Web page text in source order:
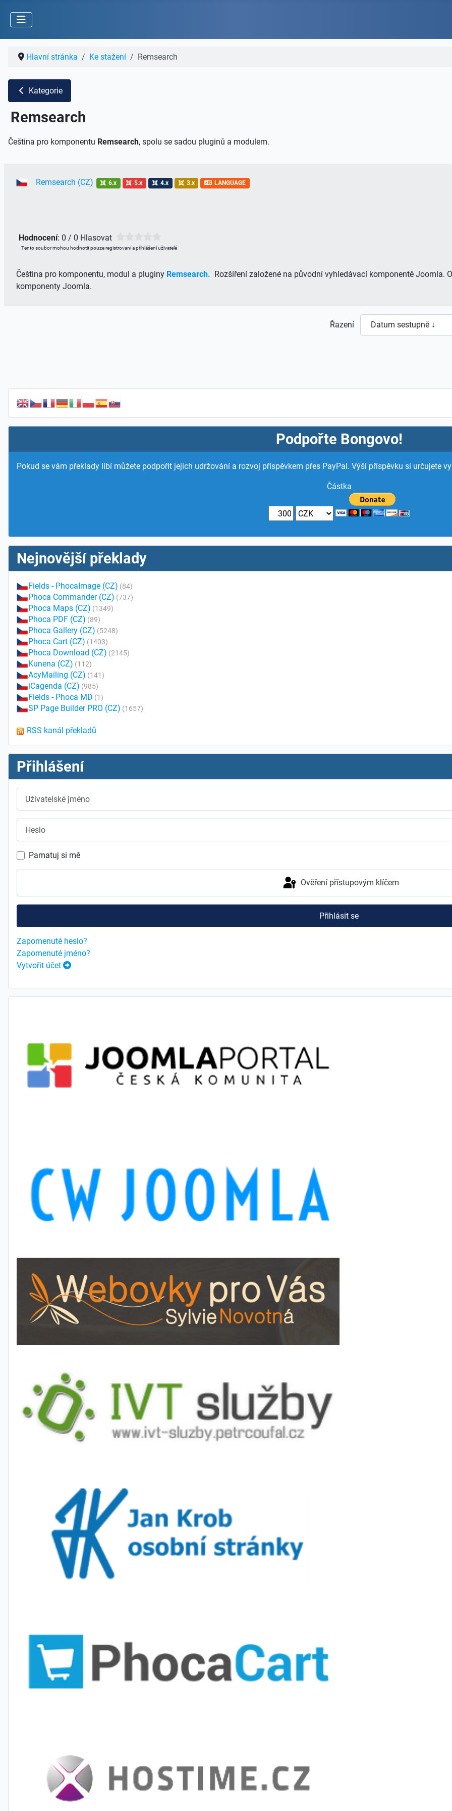
Hlavní stránka Ke stažení Remsearch
Kategorie
Remsearch
Čeština pro komponentu Remsearch, spolu se sadou pluginů a modulem.
Remsearch (CZ) 6.x 5.x 4.x 3.x LANGUAGE
Hodnocení: 0 / 0 Hlasovat
Tento soubor mohou hodnotit pouze registrovaní a přihlášení uživatelé
Čeština pro komponentu, modul a pluginy Remsearch. Rozšíření založené na původní vyhledávací komponentě Joomla.
komponenty Joomla.
Řazení
Podpořte Bongovo!
Pokud se vám překlady líbí můžete podpořit jejich udržování a rozvoj příspěvkem přes PayPal. Výši příspěvku si určujete
Částka
Nejnovější překlady
Fields - PhocaImage (CZ) (84)
Phoca Commander (CZ) (737)
Phoca Maps (CZ) (1349)
Phoca PDF (CZ) (89)
Phoca Gallery (CZ) (5248)
Phoca Cart (CZ) (1403)
Phoca Download (CZ) (2145)
Kunena (CZ) (112)
AcyMailing (CZ) (141)
iCagenda (CZ) (985)
Fields - Phoca MD (1)
SP Page Builder PRO (CZ) (1657)
RSS kanál překladů
Přihlášení
Pamatuj si mě
Ověření přístupovým klíčem
Přihlásit se
Zapomenuté heslo?
Zapomenuté jméno?
Vytvořit účet